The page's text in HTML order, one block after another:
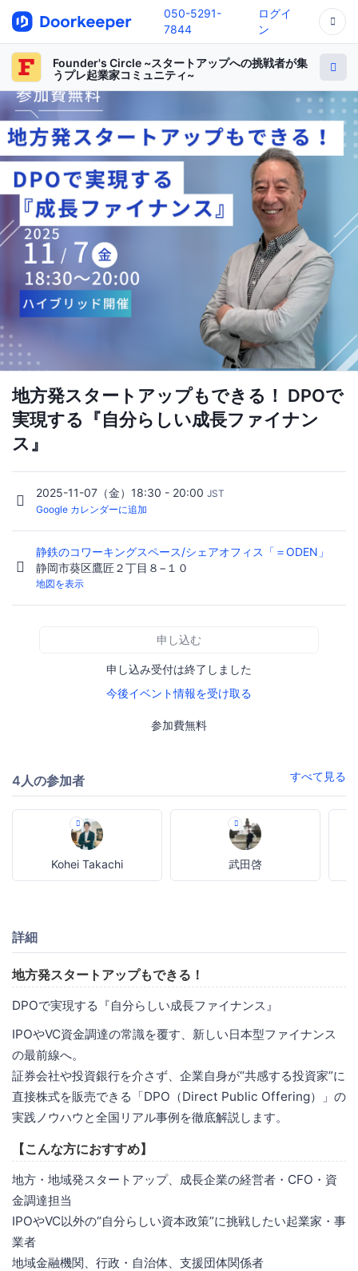
050-5291-
7844
ログイ
ン
Founder's Circle ~スタートアップへの挑戦者が集
うプレ起業家コミュニティ~
地方発スタートアップもできる！ DPOで
実現する『自分らしい成長ファイナン
ス』
2025-11-07（金）18:30 - 20:00 JST
Google カレンダーに追加
静鉄のコワーキングスペース/シェアオフィス「＝ODEN」
静岡市葵区鷹匠２丁目８−１０
地図を表示
申し込む
申し込み受付は終了しました
今後イベント情報を受け取る
参加費無料
4人の参加者 すべて見る
Kohei Takachi 武田啓
詳細
地方発スタートアップもできる！
DPOで実現する『自分らしい成長ファイナンス』
IPOやVC資金調達の常識を覆す、新しい日本型ファイナンス
の最前線へ。
証券会社や投資銀行を介さず、企業自身が“共感する投資家”に
直接株式を販売できる「DPO（Direct Public Offering）」の
実践ノウハウと全国リアル事例を徹底解説します。
【こんな方におすすめ】
地方・地域発スタートアップ、成長企業の経営者・CFO・資
金調達担当
IPOやVC以外の“自分らしい資本政策”に挑戦したい起業家・事
業者
地域金融機関、行政・自治体、支援団体関係者